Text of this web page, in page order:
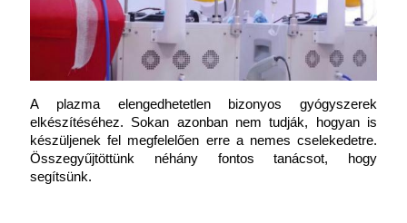
A plazma elengedhetetlen bizonyos gyógyszerek
elkészítéséhez. Sokan azonban nem tudják, hogyan is
készüljenek fel megfelelően erre a nemes cselekedetre.
Összegyűjtöttünk néhány fontos tanácsot, hogy
segítsünk.